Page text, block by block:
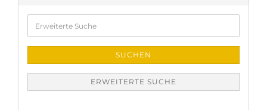
Suche
SUCHEN
ERWEITERTE SUCHE